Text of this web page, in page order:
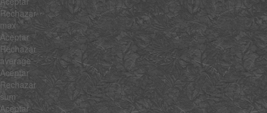
Rechazar
max
Aceptar
Rechazar
average
Aceptar
Rechazar
sum
Aceptar